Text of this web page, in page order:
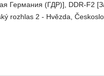
Германия (ГДР)], DDR-F2
rozhlas 2 - Hvězda,